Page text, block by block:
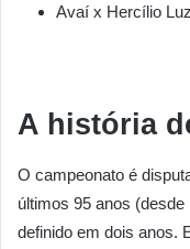
Avaí x Hercílio Luz
A história
O campeonato é
últimos 95 anos
definido em dois anos.